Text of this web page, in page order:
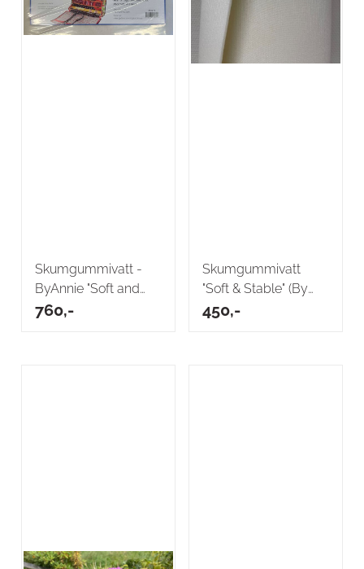
Skumgummivatt -
ByAnnie "Soft and
stable" (72 x ...
760,-
Skumgummivatt
"Soft & Stable" (By
Annie) 36 x58 ...
450,-